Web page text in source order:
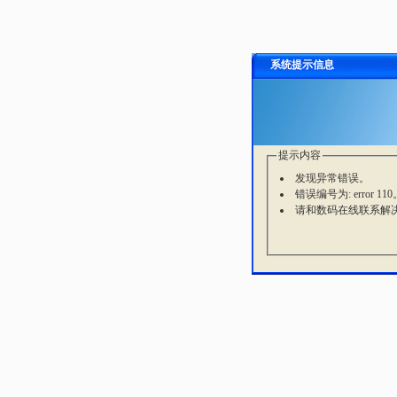
系统提示信息
提示内容
发现异常错误。
错误编号为: error 110
请和数码在线联系解